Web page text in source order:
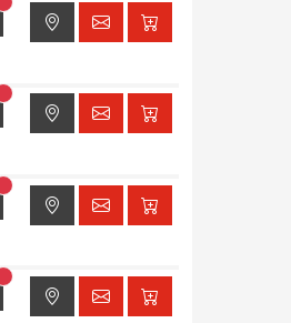
Brak dostępu do lokalizacji
Brak dostępu do lokalizacji
Brak dostępu do lokalizacji
Brak dostępu do lokalizacji